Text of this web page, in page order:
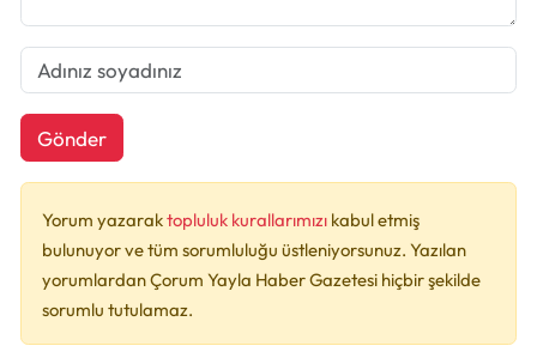
Gönder
Yorum yazaraktopluluk kurallarımızı kabul etmiş
bulunuyor ve tüm sorumluluğu üstleniyorsunuz. Yazılan
yorumlardan Çorum Yayla Haber Gazetesi hiçbir şekilde
sorumlu tutulamaz.